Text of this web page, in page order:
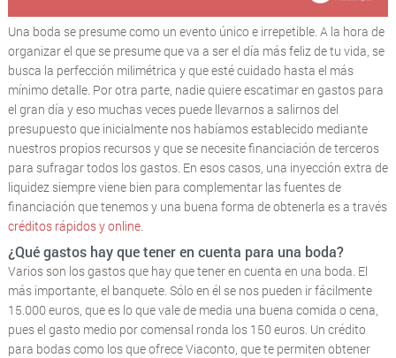
Una boda se presume como un evento único e irrepetible. A la hora de
organizar el que se presume que va a ser el día más feliz de tu vida, se
busca la perfección milimétrica y que esté cuidado hasta el más
mínimo detalle. Por otra parte, nadie quiere escatimar en gastos para
el gran día y eso muchas veces puede llevarnos a salirnos del
presupuesto que inicialmente nos habíamos establecido mediante
nuestros propios recursos y que se necesite financiación de terceros
para sufragar todos los gastos. En esos casos, una inyección extra de
liquidez siempre viene bien para complementar las fuentes de
financiación que tenemos y una buena forma de obtenerla es a través
créditos rápidos y online.
¿Qué gastos hay que tener en cuenta para una boda?
Varios son los gastos que hay que tener en cuenta en una boda. El
más importante, el banquete. Sólo en él se nos pueden ir fácilmente
15.000 euros, que es lo que vale de media una buena comida o cena,
pues el gasto medio por comensal ronda los 150 euros. Un crédito
para bodas como los que ofrece Viaconto, que te permiten obtener